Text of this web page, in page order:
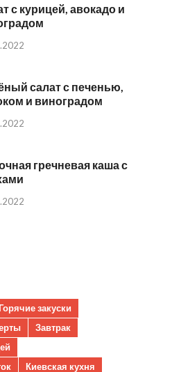
с курицей, авокадо и
салат с печенью,
и виноградом
гречневая каша с
закуски
Завтрак
Киевская кухня